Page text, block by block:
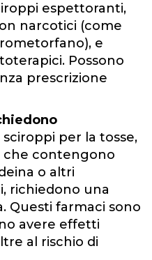
espettoranti,
narcotici (come
e
Possono
prescrizione
sciroppi per la tosse,
che contengono
o altri
richiedono una
Questi farmaci sono
avere effetti
al rischio di